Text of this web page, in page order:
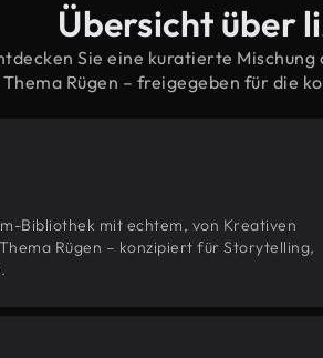
Übersicht über
Sie eine kuratierte
Thema Rügen – freigegeben für die
Bibliothek mit echtem, von Kreativen
Rügen – konzipiert für Storytelling,